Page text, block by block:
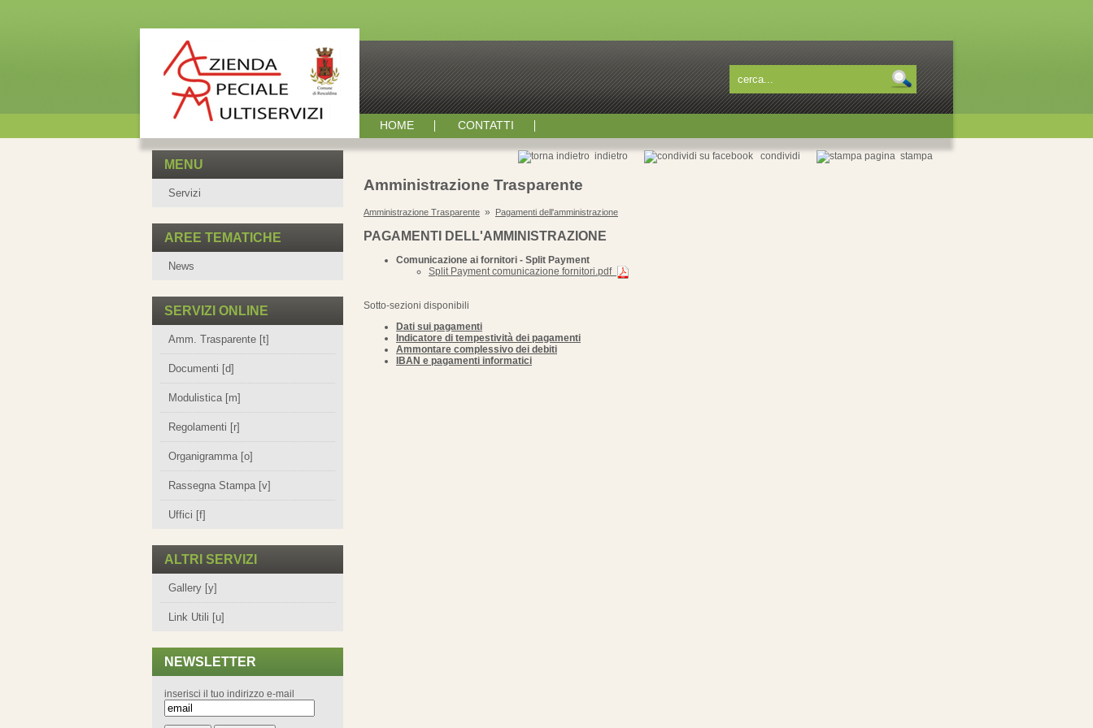
HOME CONTATTI
MENU
Servizi
AREE TEMATICHE
News
SERVIZI ONLINE
Amm. Trasparente [t]
Documenti [d]
Modulistica [m]
Regolamenti [r]
Organigramma [o]
Rassegna Stampa [v]
Uffici [f]
ALTRI SERVIZI
Gallery [y]
Link Utili [u]
NEWSLETTER
inserisci il tuo indirizzo e-mail
stampa
condividi
indietro
Amministrazione Trasparente
Amministrazione Trasparente » Pagamenti dell'amministrazione
PAGAMENTI DELL'AMMINISTRAZIONE
Comunicazione ai fornitori - Split Payment
Split Payment comunicazione fornitori.pdf
Sotto-sezioni disponibili
Dati sui pagamenti
Indicatore di tempestività dei pagamenti
Ammontare complessivo dei debiti
IBAN e pagamenti informatici